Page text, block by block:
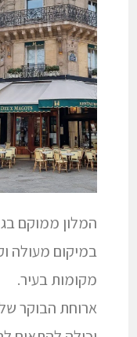
המלון ממוקם
במיקום מעולה
מקומות בעיר.
ארוחת הבוקר